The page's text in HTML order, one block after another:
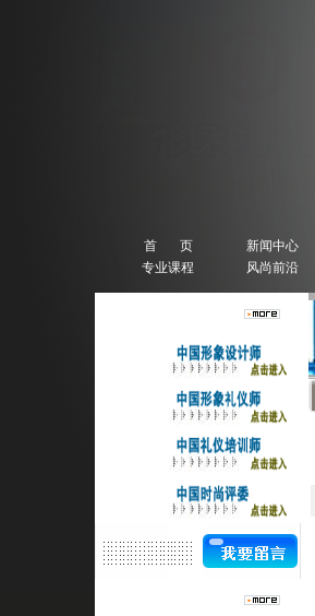
首 页 新闻中心
专业课程
风尚前沿